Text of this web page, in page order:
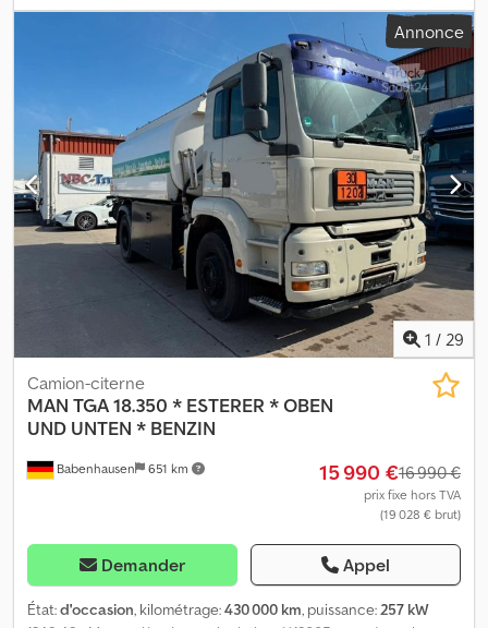
dimension des pneus:315 / 80 R 22.5 / 11mm, configuration
, prochaine inspection (TÜV):01/2026, cabine
, type d'engrenage:automatique
, suspension: acier-air, nombre de sièges:
-2 mm, largeur totale: 25 500 mm
, taille du
pneu avant:315 / 80 R 22.5 / 11mm, poids en ordre de marche:
32 000 kg, Équipement:climatisation,
Annonce
1 / 29
Babenhausen 651 km
Camion-citerne
MAN TGA 18.350 * ESTERER * OBEN
UND UNTEN * BENZIN
15 990 €16 990 €
prix fixe hors TVA
(19 028 € brut)
Demander Appel
État:d'occasion, kilométrage:430 000 km, puissance:257 kW